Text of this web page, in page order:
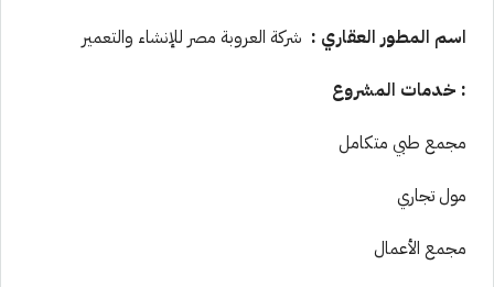
اسم المطور العقاري : شركة العروبة مصر للإنشاء والتعمير
: خدمات المشروع
مجمع طبي متكامل
مول تجاري
مجمع الأعمال